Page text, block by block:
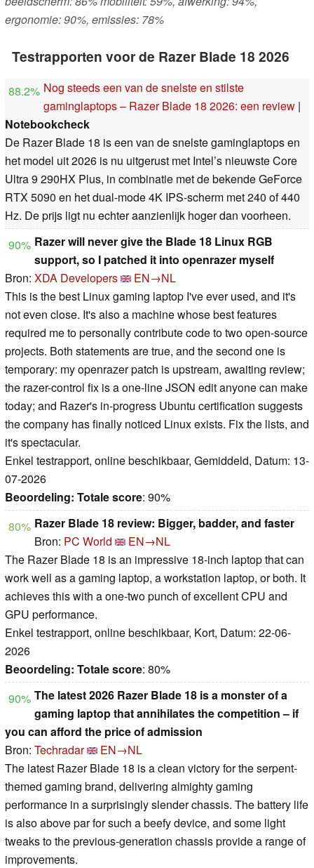
ergonomie: 90%, emissies: 78%
Testrapporten voor de Razer Blade 18 2026
88.2% Nog steeds een van de snelste en stilste
gaminglaptops – Razer Blade 18 2026: een review |
Notebookcheck
De Razer Blade 18 is een van de snelste gaminglaptops en
het model uit 2026 is nu uitgerust met Intel’s nieuwste Core
Ultra 9 290HX Plus, in combinatie met de bekende GeForce
RTX 5090 en het dual-mode 4K IPS-scherm met 240 of 440
Hz. De prijs ligt nu echter aanzienlijk hoger dan voorheen.
90% Razer will never give the Blade 18 Linux RGB
support, so I patched it into openrazer myself
Bron: XDA Developers
EN→NL
This is the best Linux gaming laptop I've ever used, and it's
not even close. It's also a machine whose best features
required me to personally contribute code to two open-source
projects. Both statements are true, and the second one is
temporary: my openrazer patch is upstream, awaiting review;
the razer-control fix is a one-line JSON edit anyone can make
today; and Razer's in-progress Ubuntu certification suggests
the company has finally noticed Linux exists. Fix the lists, and
it's spectacular.
Enkel testrapport, online beschikbaar, Gemiddeld, Datum: 13-
07-2026
Beoordeling: Totale score: 90%
80% Razer Blade 18 review: Bigger, badder, and faster
Bron: PC World
EN→NL
The Razer Blade 18 is an impressive 18-inch laptop that can
work well as a gaming laptop, a workstation laptop, or both. It
achieves this with a one-two punch of excellent CPU and
GPU performance.
Enkel testrapport, online beschikbaar, Kort, Datum: 22-06-
2026
Beoordeling: Totale score: 80%
90% The latest 2026 Razer Blade 18 is a monster of a
gaming laptop that annihilates the competition – if
you can afford the price of admission
Bron: Techradar
EN→NL
The latest Razer Blade 18 is a clean victory for the serpent-
themed gaming brand, delivering almighty gaming
performance in a surprisingly slender chassis. The battery life
is also above par for such a beefy device, and some light
tweaks to the previous-generation chassis provide a range of
improvements.